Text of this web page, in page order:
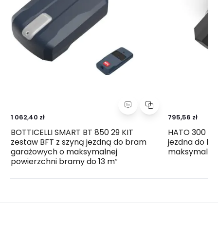
1 062,40 zł
BOTTICELLI SMART BT 850 29 KIT
zestaw BFT z szyną jezdną do bram
garażowych o maksymalnej
powierzchni bramy do 13 m²
795,56 zł
HATO 300
jezdna do